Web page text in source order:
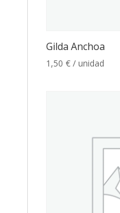
Gilda Anchoa
1,50 € / unidad